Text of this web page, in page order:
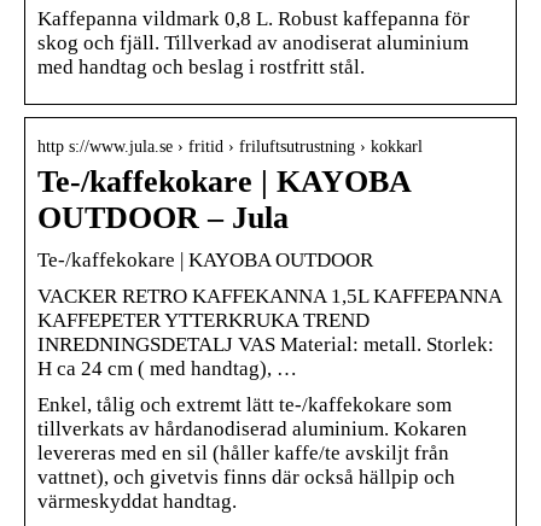
Kaffepanna vildmark 0,8 L. Robust kaffepanna för
skog och fjäll. Tillverkad av anodiserat aluminium
med handtag och beslag i rostfritt stål.
http s://www.jula.se › fritid › friluftsutrustning › kokkarl
Te-/kaffekokare | KAYOBA
OUTDOOR – Jula
Te-/kaffekokare | KAYOBA OUTDOOR
VACKER RETRO KAFFEKANNA 1,5L KAFFEPANNA
KAFFEPETER YTTERKRUKA TREND
INREDNINGSDETALJ VAS Material: metall. Storlek:
H ca 24 cm ( med handtag), …
Enkel, tålig och extremt lätt te-/kaffekokare som
tillverkats av hårdanodiserad aluminium. Kokaren
levereras med en sil (håller kaffe/te avskiljt från
vattnet), och givetvis finns där också hällpip och
värmeskyddat handtag.